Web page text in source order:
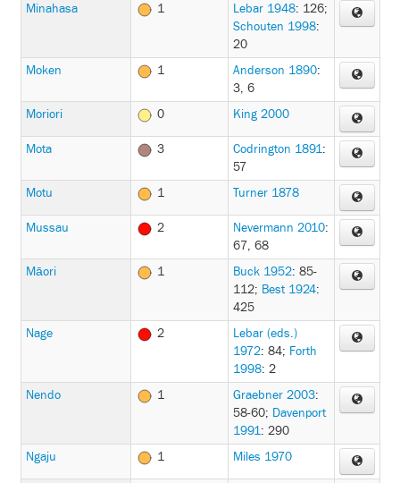
Minahasa
1 Lebar 1948: 126;
Schouten 1998:
20
Moken
1 Anderson 1890:
3, 6
Moriori
0 King 2000
Mota 3 Codrington 1891:
57
Motu
1 Turner 1878
Mussau 2 Nevermann 2010:
67, 68
Māori
1 Buck 1952: 85-
112; Best 1924:
425
Nage
2
Lebar (eds.)
1972: 84; Forth
1998: 2
Nendo
1 Graebner 2003:
58-60; Davenport
1991: 290
Ngaju
1 Miles 1970